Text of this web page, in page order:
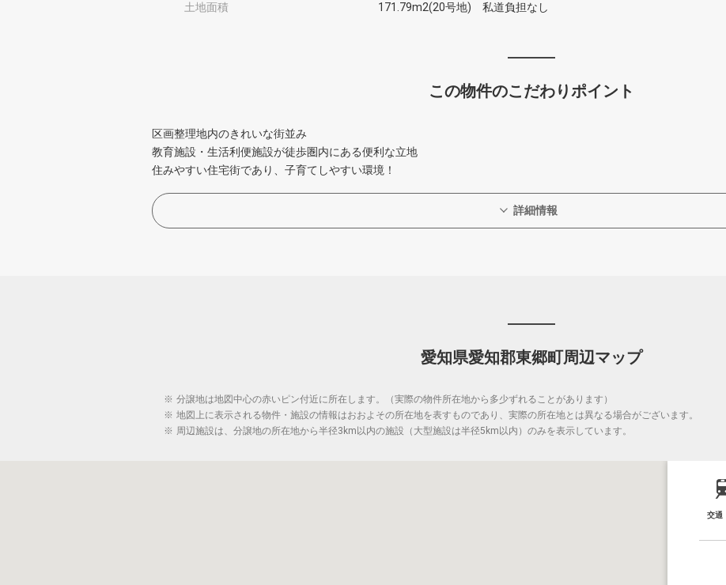
土地面積 171.79m2(20号地) 私道負担なし
この物件のこだわりポイント
区画整理地内のきれいな街並み
教育施設・生活利便施設が徒歩圏内にある便利な立地
住みやすい住宅街であり、子育てしやすい環境！
詳細情報
愛知県愛知郡東郷町周辺マップ
※ 分譲地は地図中心の赤いピン付近に所在します。（実際の物件所在地から多少ずれることがあります）
※ 地図上に表示される物件・施設の情報はおおよその所在地を表すものであり、実際の所在地とは異なる場合がございます。
※ 周辺施設は、分譲地の所在地から半径3km以内の施設（大型施設は半径5km以内）のみを表示しています。
交通